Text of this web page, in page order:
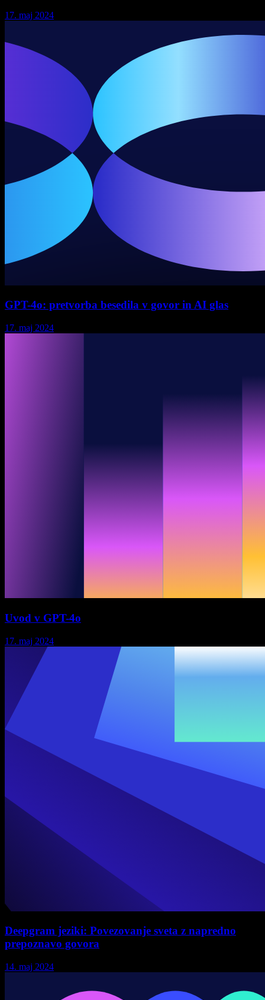
17. maj 2024
GPT-4o: pretvorba besedila v govor in AI glas
17. maj 2024
Uvod v GPT-4o
17. maj 2024
Deepgram jeziki: Povezovanje sveta z napredno
prepoznavo govora
14. maj 2024